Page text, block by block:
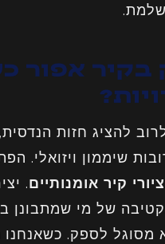
אפור
להציג חזות
שיממון ויזואלי.
ציורי קיר אומנותיים.
של מי שמתבונן
לספק. כשאנחנו